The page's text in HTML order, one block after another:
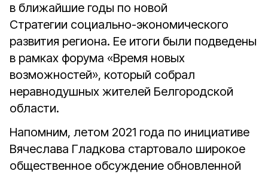
в ближайшие годы по новой
Стратегии социально-экономического
развития региона. Ее итоги были подведены
в рамках форума «Время новых
возможностей», который собрал
неравнодушных жителей Белгородской
области.
Напомним, летом 2021 года по инициативе
Вячеслава Гладкова стартовало широкое
общественное обсуждение обновленной